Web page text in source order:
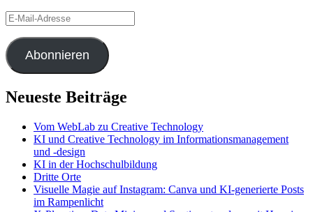
E-
Mail-
Adresse
Abonnieren
Neueste Beiträge
Vom WebLab zu Creative Technology
KI und Creative Technology im Informationsmanagement
und -design
KI in der Hochschulbildung
Dritte Orte
Visuelle Magie auf Instagram: Canva und KI-generierte Posts
im Rampenlicht